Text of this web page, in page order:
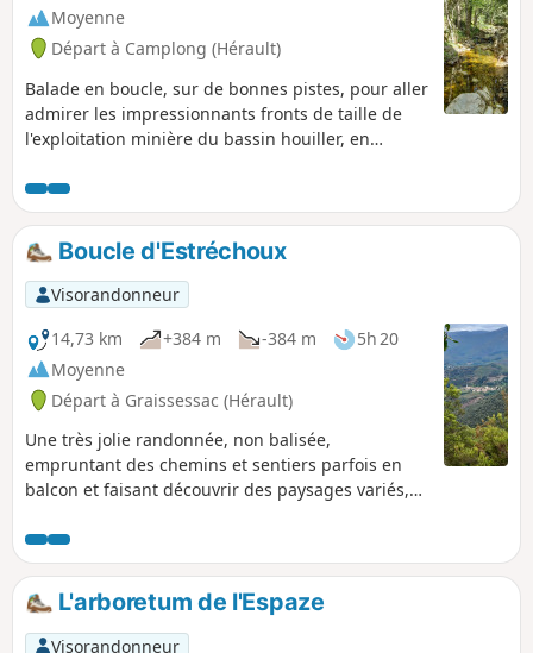
Moyenne
Départ à Camplong (Hérault)
Balade en boucle, sur de bonnes pistes, pour aller
admirer les impressionnants fronts de taille de
l'exploitation minière du bassin houiller, en
Saint-Sauveur et son décor champêtre.
Boucle d'Estréchoux
Visorandonneur
14,73 km
+384 m -384 m
5h 20
Moyenne
Départ à Graissessac (Hérault)
Une très jolie randonnée, non balisée,
empruntant des chemins et sentiers parfois en
balcon et faisant découvrir des paysages variés,
l'arrière-pays de l'Ouest de l'Hérault. Montées et
descentes se succèdent sans demander des
efforts physiques importants. C'est un
dépaysement total pour des randonneurs en
quête de diversité.
L'arboretum de l'Espaze
Visorandonneur